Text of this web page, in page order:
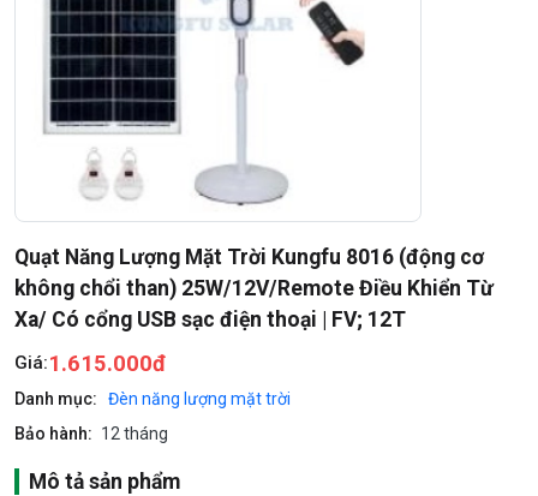
Quạt Năng Lượng Mặt Trời Kungfu 8016 (động cơ
không chổi than) 25W/12V/Remote Điều Khiển Từ
Xa/ Có cổng USB sạc điện thoại | FV; 12T
Giá:1.615.000đ
Danh mục:
Đèn năng lượng mặt trời
Bảo hành: 12 tháng
Mô tả sản phẩm